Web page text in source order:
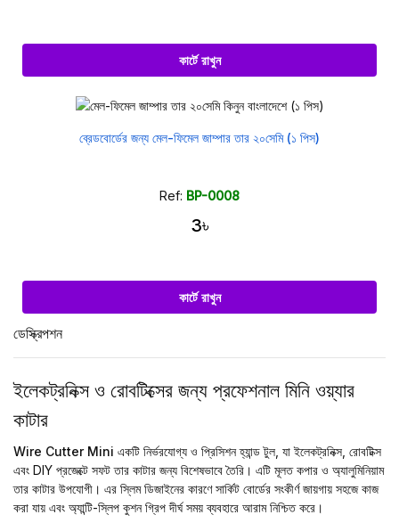
কার্টে রাখুন
ব্রেডবোর্ডের জন্য মেল-ফিমেল জাম্পার তার ২০সেমি (১ পিস)
Ref: BP-0008
3৳
কার্টে রাখুন
ডেস্ক্রিপশন
ইলেকট্রনিক্স ও রোবটিক্সের জন্য প্রফেশনাল মিনি ওয়্যার
কাটার
Wire Cutter Mini একটি নির্ভরযোগ্য ও প্রিসিশন হ্যান্ড টুল, যা ইলেকট্রনিক্স, রোবটিক্স
এবং DIY প্রজেক্টে সফট তার কাটার জন্য বিশেষভাবে তৈরি। এটি মূলতকপার ও অ্যালুমিনিয়াম
তার কাটার উপযোগী। এর স্লিম ডিজাইনের কারণে সার্কিট বোর্ডের সংকীর্ণ জায়গায় সহজে কাজ
করা যায় এবং অ্যান্টি-স্লিপ কুশন গ্রিপ দীর্ঘ সময় ব্যবহারে আরাম নিশ্চিত করে।